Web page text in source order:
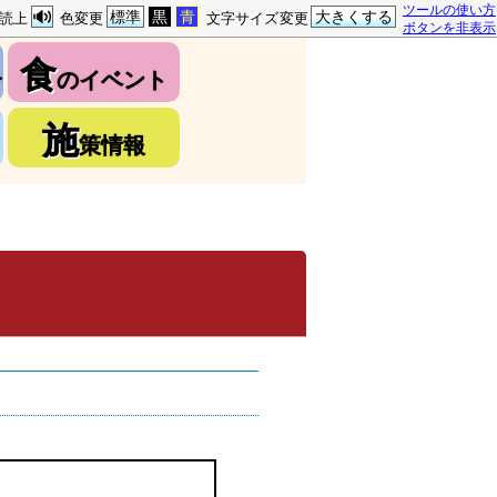
ツールの使い方
ボタンを非表示
文字サイズ変更 大きくする
色変更 標準 黒 青
上
食のイベント
施策情報